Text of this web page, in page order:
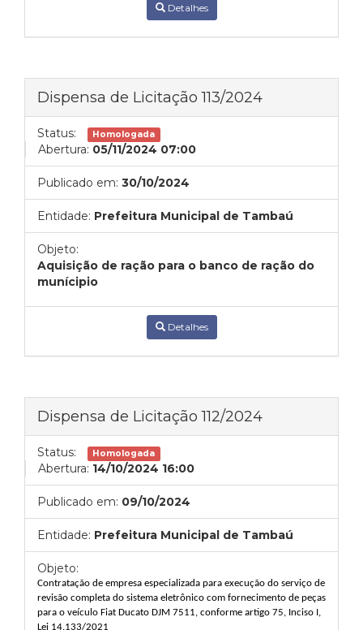
Detalhes
Dispensa de Licitação 113/2024
Status: Homologada
Abertura: 05/11/2024 07:00
Publicado em: 30/10/2024
Entidade: Prefeitura Municipal de Tambaú
Objeto:
Aquisição de ração para o banco de ração do
munícipio
Detalhes
Dispensa de Licitação 112/2024
Status: Homologada
Abertura: 14/10/2024 16:00
Publicado em: 09/10/2024
Entidade: Prefeitura Municipal de Tambaú
Objeto:
Contratação de empresa especializada para execução do serviço de
revisão completa do sistema eletrônico com fornecimento de peças
para o veículo Fiat Ducato DJM 7511, conforme artigo 75, Inciso I,
Lei 14.133/2021